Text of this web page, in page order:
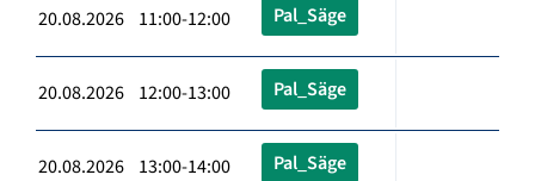
20.08.2026 11:00-12:00 Pal_Säge
20.08.2026 12:00-13:00 Pal_Säge
20.08.2026 13:00-14:00 Pal_Säge